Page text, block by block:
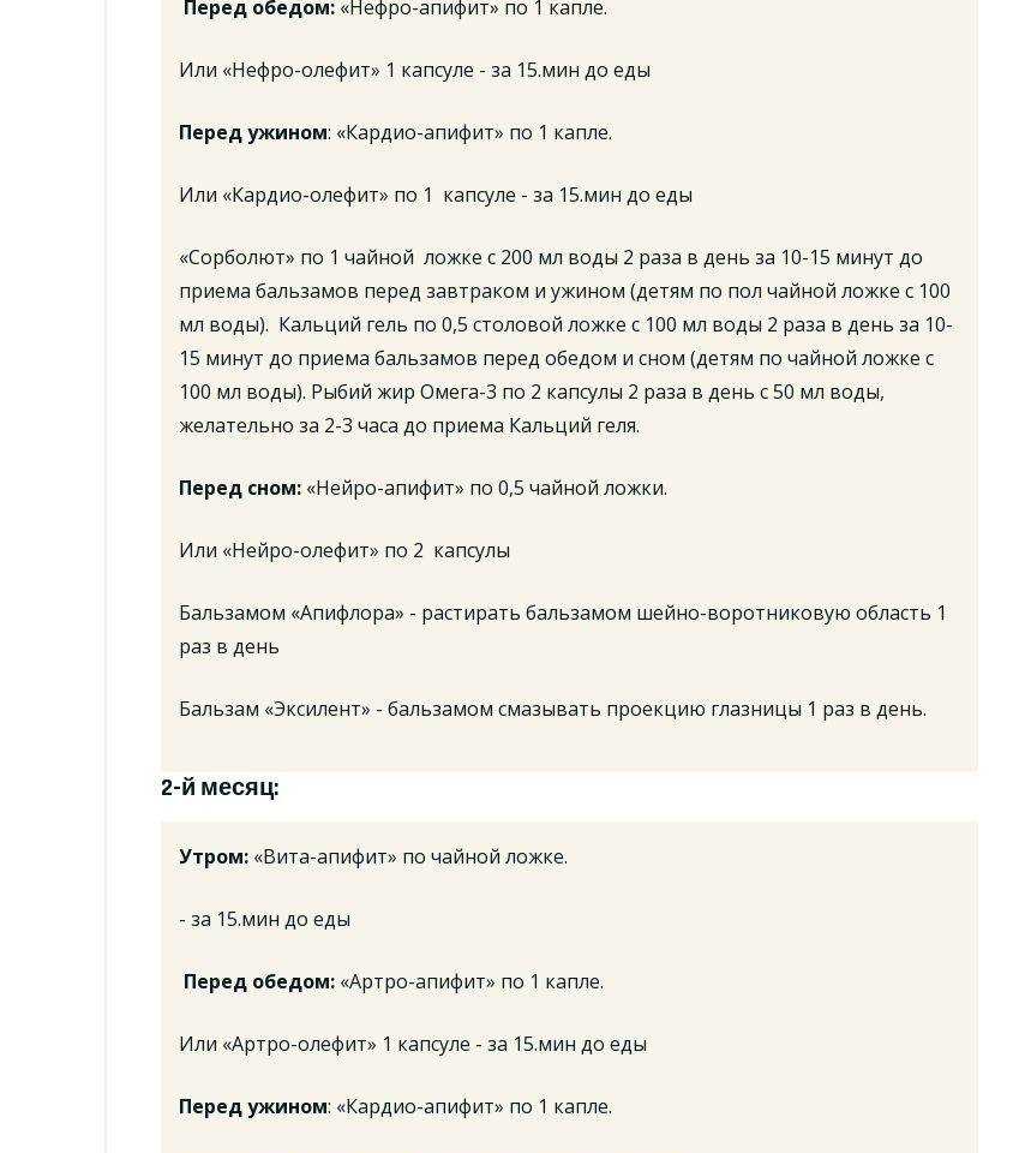
Перед обедом: «Нефро-апифит» по 1 капле.
Или «Нефро-олефит» 1 капсуле - за 15.мин до еды
Перед ужином: «Кардио-апифит» по 1 капле.
Или «Кардио-олефит» по 1 капсуле - за 15.мин до еды
«Сорболют» по 1 чайной ложке с 200 мл воды 2 раза в день за 10-15 минут до
приема бальзамов перед завтраком и ужином (детям по пол чайной ложке с 100
мл воды). Кальций гель по 0,5 столовой ложке с 100 мл воды 2 раза в день за 10-
15 минут до приема бальзамов перед обедом и сном (детям по чайной ложке с
100 мл воды). Рыбий жир Омега-3 по 2 капсулы 2 раза в день с 50 мл воды,
желательно за 2-3 часа до приема Кальций геля.
Перед сном: «Нейро-апифит» по 0,5 чайной ложки.
Или «Нейро-олефит» по 2 капсулы
Бальзамом «Апифлора» - растирать бальзамом шейно-воротниковую область 1
раз в день
Бальзам «Эксилент» - бальзамом смазывать проекцию глазницы 1 раз в день.
2-й месяц:
Утром: «Вита-апифит» по чайной ложке.
- за 15.мин до еды
Перед обедом: «Артро-апифит» по 1 капле.
Или «Артро-олефит» 1 капсуле - за 15.мин до еды
Перед ужином: «Кардио-апифит» по 1 капле.